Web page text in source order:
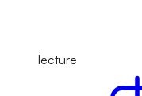
lecture